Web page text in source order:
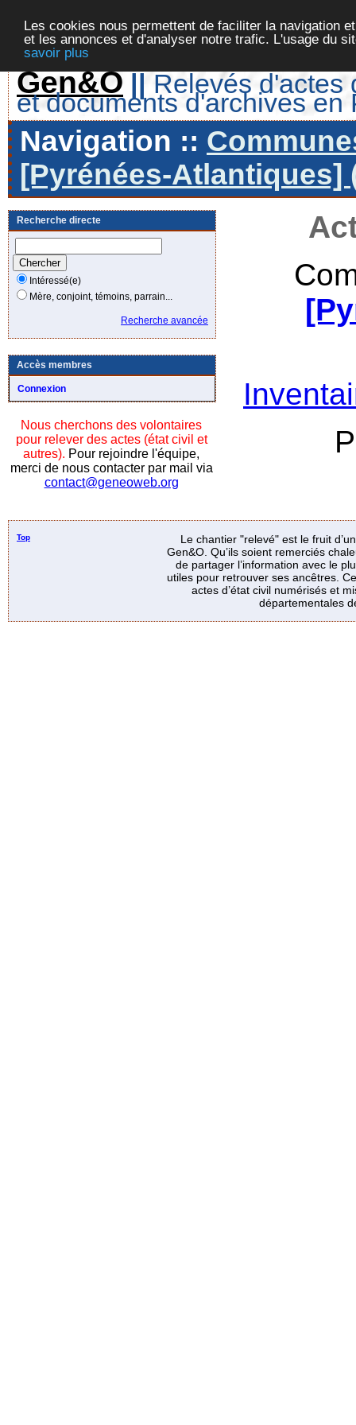
Les cookies nous permettent de faciliter la navigation
et les annonces et d'analyser notre trafic. L'usage du
savoir plus
Gen&O || Relevés d'actes
et documents d'archives en
Navigation ::
[Pyrénées-Atlantiques]
Recherche directe
Intéressé(e)
Mère, conjoint, témoins, parrain...
Recherche avancée
Accès membres
Connexion
Nous cherchons des volontaires
pour relever des actes (état civil et
autres). Pour rejoindre l'équipe,
merci de nous contacter par mail via
contact@geneoweb.org
Top
Le chantier "relevé" est le fruit
Gen&O. Qu’ils soient remerciés
de partager l’information avec le
utiles pour retrouver ses ancêtres.
actes d’état civil numérisés et
départementales